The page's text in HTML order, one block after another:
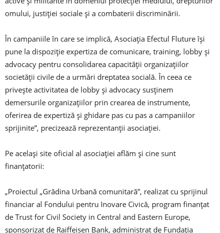
omului, justiției sociale și a combaterii discriminării.
În campaniile în care se implică, Asociația Efectul Fluture își
pune la dispoziție expertiza de comunicare, training, lobby și
advocacy pentru consolidarea capacității organizațiilor
societății civile de a urmări dreptatea socială. În ceea ce
privește activitatea de lobby și advocacy susținem
demersurile organizațiilor prin crearea de instrumente,
oferirea de expertiză și ghidare pas cu pas a campaniilor
sprijinite”, precizează reprezentanții asociației.
Pe același site oficial al asociației aflăm și cine sunt
finanțatorii:
„Proiectul „Grădina Urbană comunitară”, realizat cu sprijinul
financiar al Fondului pentru Inovare Civică, program finanţat
de Trust for Civil Society in Central and Eastern Europe,
sponsorizat de Raiffeisen Bank, administrat de Fundaţia